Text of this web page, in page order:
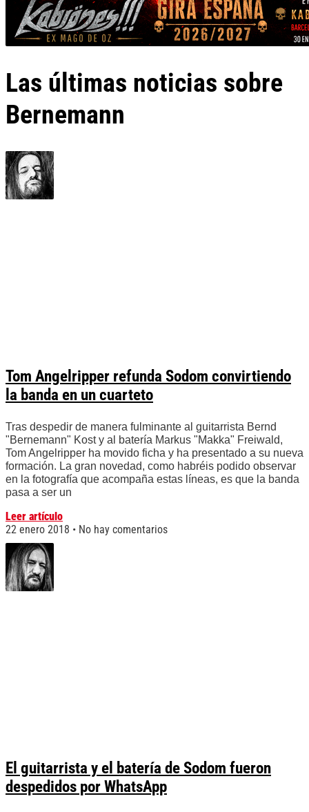
Las últimas noticias sobre
Bernemann
Tom Angelripper refunda Sodom convirtiendo
la banda en un cuarteto
Tras despedir de manera fulminante al guitarrista Bernd
"Bernemann" Kost y al batería Markus "Makka" Freiwald,
Tom Angelripper ha movido ficha y ha presentado a su nueva
formación. La gran novedad, como habréis podido observar
en la fotografía que acompaña estas líneas, es que la banda
pasa a ser un
Leer artículo
22 enero 2018
No hay comentarios
El guitarrista y el batería de Sodom fueron
despedidos por WhatsApp